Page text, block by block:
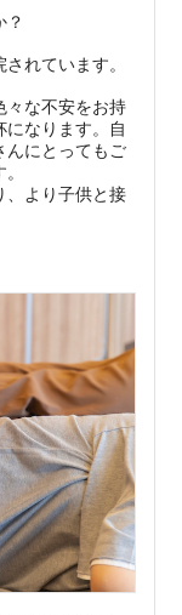
？
れています。
々な不安をお持
なります。
自
んにとっても ご
、より子供と接